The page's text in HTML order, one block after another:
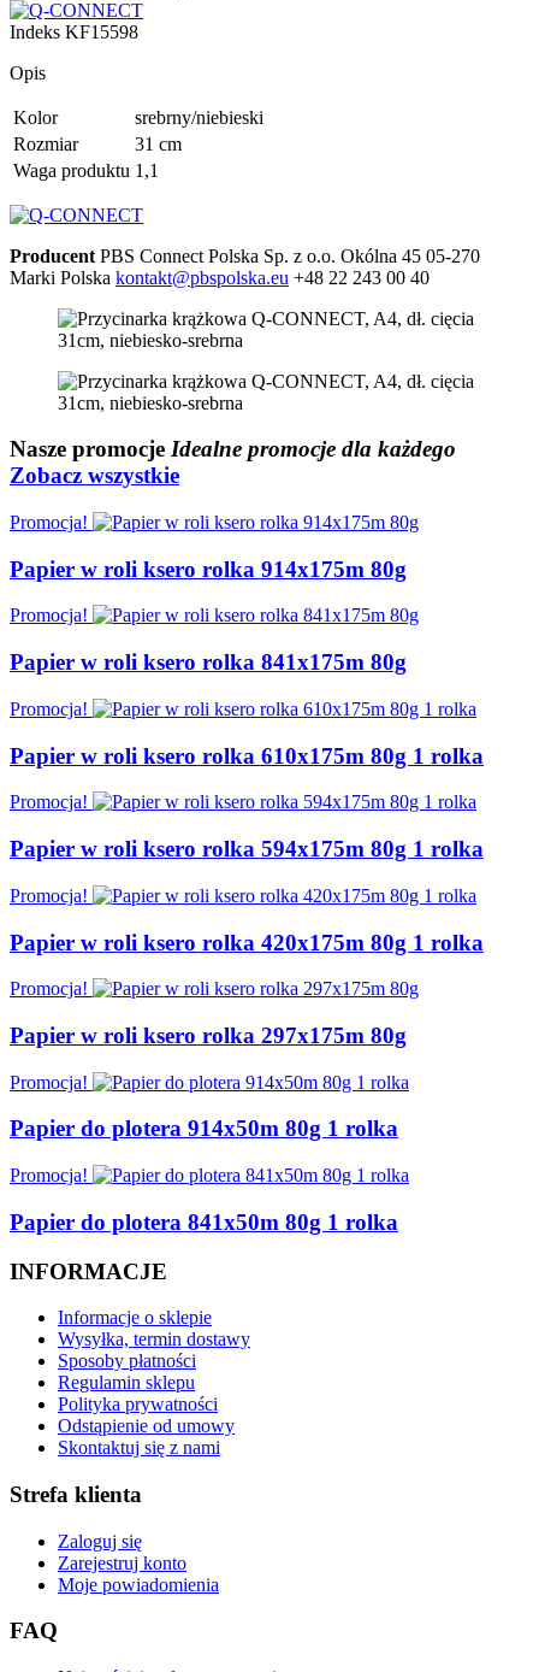
Indeks KF15598
Opis
Kolor
srebrny/niebieski
Rozmiar
31 cm
Waga produktu 1,1
Producent PBS Connect Polska Sp. z o.o. Okólna 45 05-270
Marki Polska kontakt@pbspolska.eu +48 22 243 00 40
Nasze promocje Idealne promocje dla każdego
Zobacz wszystkie
Promocja!
Papier w roli ksero rolka 914x175m 80g
Promocja!
Papier w roli ksero rolka 841x175m 80g
Promocja!
Papier w roli ksero rolka 610x175m 80g 1 rolka
Promocja!
Papier w roli ksero rolka 594x175m 80g 1 rolka
Promocja!
Papier w roli ksero rolka 420x175m 80g 1 rolka
Promocja!
Papier w roli ksero rolka 297x175m 80g
Promocja!
Papier do plotera 914x50m 80g 1 rolka
Promocja!
Papier do plotera 841x50m 80g 1 rolka
INFORMACJE
Informacje o sklepie
Wysyłka, termin dostawy
Sposoby płatności
Regulamin sklepu
Polityka prywatności
Odstąpienie od umowy
Skontaktuj się z nami
Strefa klienta
Zaloguj się
Zarejestruj konto
Moje powiadomienia
FAQ